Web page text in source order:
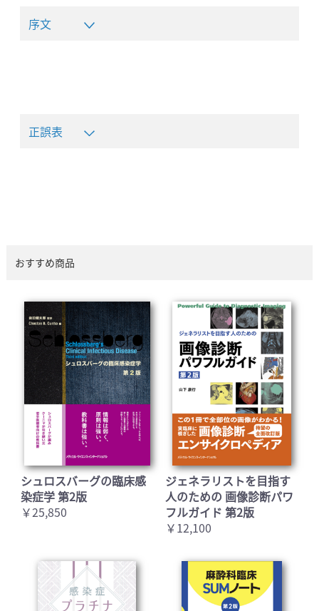
序文
正誤表
＋
＋
おすすめ商品
シュロスバーグの臨床感
染症学 第2版
￥25,850
ジェネラリストを目指す
人のための 画像診断パワ
フルガイド 第2版
￥12,100